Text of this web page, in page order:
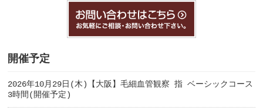
開催予定
2026年10月29日(木)【大阪】毛細血管観察 指 ベーシックコース
3時間(開催予定)